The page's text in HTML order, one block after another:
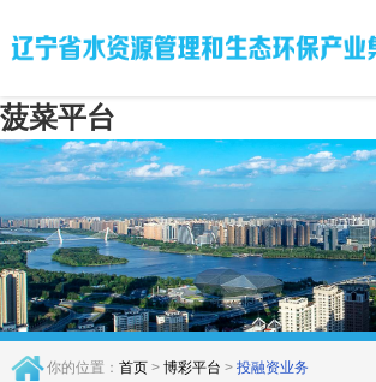
菠菜平台
你的位置： 首页> 博彩平台 > 投融资业务